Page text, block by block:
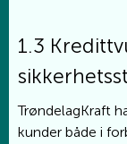
1.3
TrøndelagKraft
kunder både i